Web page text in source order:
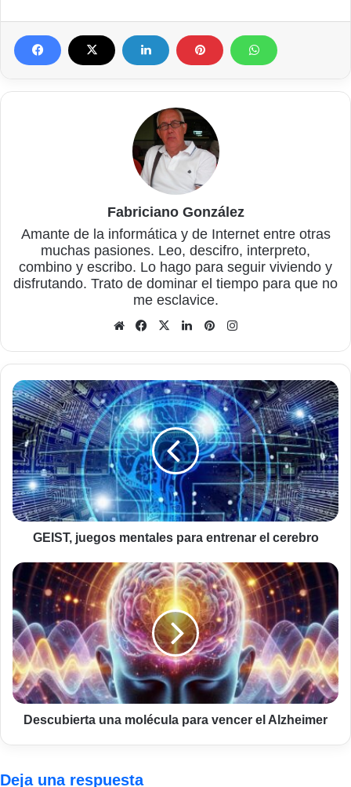
Fabriciano González
Amante de la informática y de Internet entre otras
muchas pasiones. Leo, descifro, interpreto,
combino y escribo. Lo hago para seguir viviendo y
disfrutando. Trato de dominar el tiempo para que no
me esclavice.
Sitio
Facebook
X LinkedInPinterest
GEIST,
juegos
mentales
para
entrenar
el
cerebro
GEIST, juegos mentales para entrenar el cerebro
Descubierta
una
molécula
para
vencer
el
Alzheimer
Descubierta una molécula para vencer el Alzheimer
Deja una respuesta